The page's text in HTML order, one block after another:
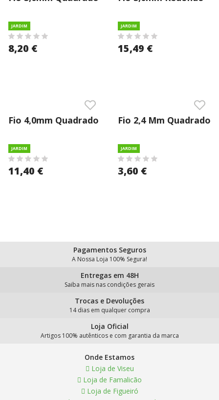
JARDIM
8,20 €
(50mt) Mantools
JARDIM
15,49 €
Fio 4,0mm Quadrado
JARDIM
11,40 €
Fio 2,4 Mm Quadrado
JARDIM
3,60 €
Pagamentos Seguros
A Nossa Loja 100% Segura!
Entregas em 48H
Saiba mais nas condições gerais
Trocas e Devoluções
14 dias em qualquer compra
Loja Oficial
Artigos 100% autênticos e com garantia da marca
Onde Estamos
Loja de Viseu
Loja de Famalicão
Loja de Figueiró